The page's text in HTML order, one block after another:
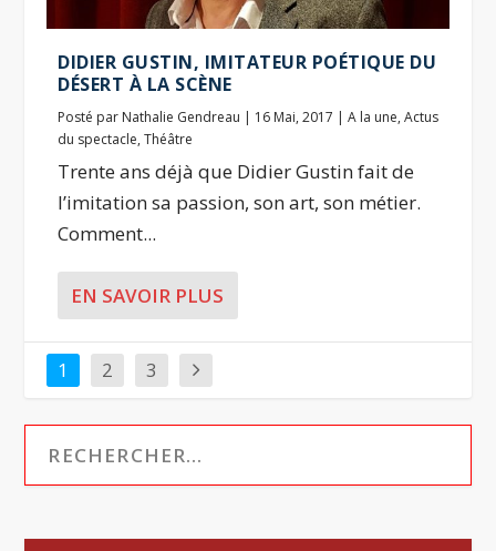
DIDIER GUSTIN, IMITATEUR POÉTIQUE DU
DÉSERT À LA SCÈNE
Posté par Nathalie Gendreau | 16 Mai, 2017 |A la une,Actus
du spectacle,Théâtre
Trente ans déjà que Didier Gustin fait de
l’imitation sa passion, son art, son métier.
Comment...
EN SAVOIR PLUS
1 2 3